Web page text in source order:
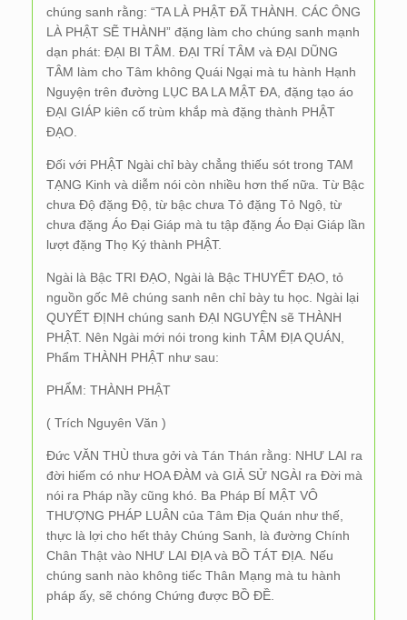
chúng sanh rằng: “TA LÀ PHẬT ĐÃ THÀNH. CÁC ÔNG
LÀ PHẬT SẼ THÀNH” đặng làm cho chúng sanh mạnh
dạn phát: ĐẠI BI TÂM. ĐẠI TRÍ TÂM và ĐẠI DŨNG
TÂM làm cho Tâm không Quái Ngại mà tu hành Hạnh
Nguyện trên đường LỤC BA LA MẬT ĐA, đặng tạo áo
ĐẠI GIÁP kiên cố trùm khắp mà đặng thành PHẬT
ĐẠO.
Đối với PHẬT Ngài chỉ bày chẳng thiếu sót trong TAM
TẠNG Kinh và diễm nói còn nhiều hơn thế nữa. Từ Bậc
chưa Độ đặng Độ, từ bậc chưa Tỏ đặng Tỏ Ngộ, từ
chưa đặng Áo Đại Giáp mà tu tập đặng Áo Đại Giáp lần
lượt đặng Thọ Ký thành PHẬT.
Ngài là Bậc TRI ĐẠO, Ngài là Bậc THUYẾT ĐẠO, tỏ
nguồn gốc Mê chúng sanh nên chỉ bày tu học. Ngài lại
QUYẾT ĐỊNH chúng sanh ĐẠI NGUYỆN sẽ THÀNH
PHẬT. Nên Ngài mới nói trong kinh TÂM ĐỊA QUÁN,
Phẩm THÀNH PHẬT như sau:
PHẨM: THÀNH PHẬT
( Trích Nguyên Văn )
Đức VĂN THÙ thưa gởi và Tán Thán rằng: NHƯ LAI ra
đời hiếm có như HOA ĐÀM và GIẢ SỬ NGÀI ra Đời mà
nói ra Pháp nầy cũng khó. Ba Pháp BÍ MẬT VÔ
THƯỢNG PHÁP LUÂN của Tâm Địa Quán như thế,
thực là lợi cho hết thảy Chúng Sanh, là đường Chính
Chân Thật vào NHƯ LAI ĐỊA và BỒ TÁT ĐỊA. Nếu
chúng sanh nào không tiếc Thân Mạng mà tu hành
pháp ấy, sẽ chóng Chứng được BỒ ĐỀ.